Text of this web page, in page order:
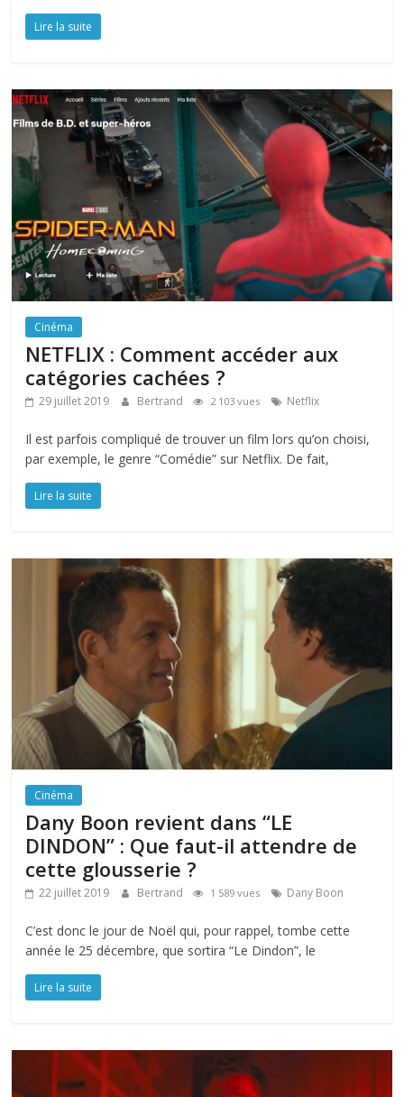
Lire la suite
Cinéma
NETFLIX : Comment accéder aux
catégories cachées ?
29 juillet 2019 Bertrand 2 103 vues Netflix
Il est parfois compliqué de trouver un film lors qu’on choisi,
par exemple, le genre “Comédie” sur Netflix. De fait,
Lire la suite
Cinéma
Dany Boon revient dans “LE
DINDON” : Que faut-il attendre de
cette glousserie ?
22 juillet 2019 Bertrand 1 589 vues Dany Boon
C’est donc le jour de Noël qui, pour rappel, tombe cette
année le 25 décembre, que sortira “Le Dindon”, le
Lire la suite